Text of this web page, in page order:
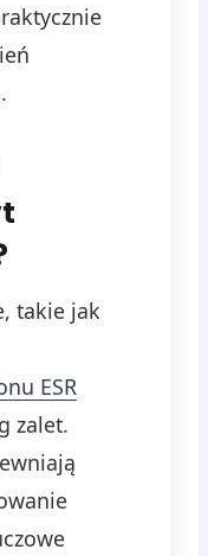
takie jak
ESR
zalet.